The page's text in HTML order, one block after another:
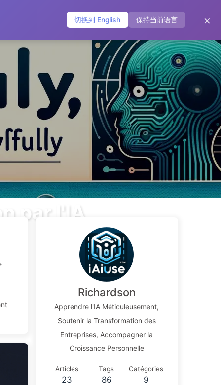
切换到 English 保持当前语言 ×
Tags Catégories Liens À propos
par l'IA
•
Richardson
Apprendre l'IA Méticuleusement,
Soutenir la Transformation des
Entreprises, Accompagner la
Croissance Personnelle
Articles
23
Tags
86
Catégories
9